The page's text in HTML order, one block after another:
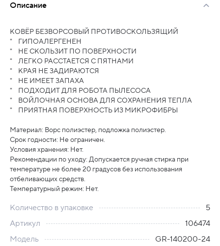
Описание
КОВЁР БЕЗВОРСОВЫЙ ПРОТИВОСКОЛЬЗЯЩИЙ
" ГИПОАЛЕРГЕНЕН
" НЕ СКОЛЬЗИТ ПО ПОВЕРХНОСТИ
" ЛЕГКО РАССТАЕТСЯ С ПЯТНАМИ
" КРАЯ НЕ ЗАДИРАЮТСЯ
" НЕ ИМЕЕТ ЗАПАХА
" ПОДХОДИТ ДЛЯ РОБОТА ПЫЛЕСОСА
" ВОЙЛОЧНАЯ ОСНОВА ДЛЯ СОХРАНЕНИЯ ТЕПЛА
" ПРИЯТНАЯ ПОВЕРХНОСТЬ ИЗ МИКРОФИБРЫ
Материал: Ворс полиэстер, подложка полиэстер.
Срок годности: Не ограничен.
Условия хранения: Нет.
Рекомендации по уходу: Допускается ручная стирка при
температуре не более 20 градусов без использования
отбеливающих средств.
Температурный режим: Нет.
Количество в упаковке
5
Артикул
106474
Модель
GR-140200-24